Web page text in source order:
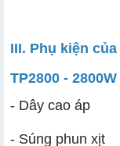
III. Phụ kiện
TP2800 - 2800W
- Dây cao áp
- Súng phun xịt